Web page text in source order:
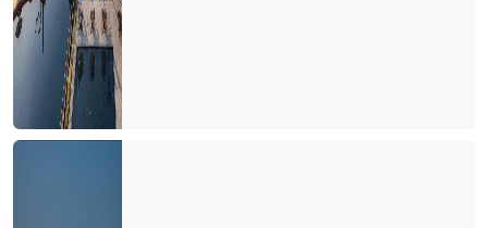
Türk de olsa yabancı da olsa bekara otel odası yok
2021 yılında turizmde değişen bir şey yok
Bulgaristan'da turist olmak